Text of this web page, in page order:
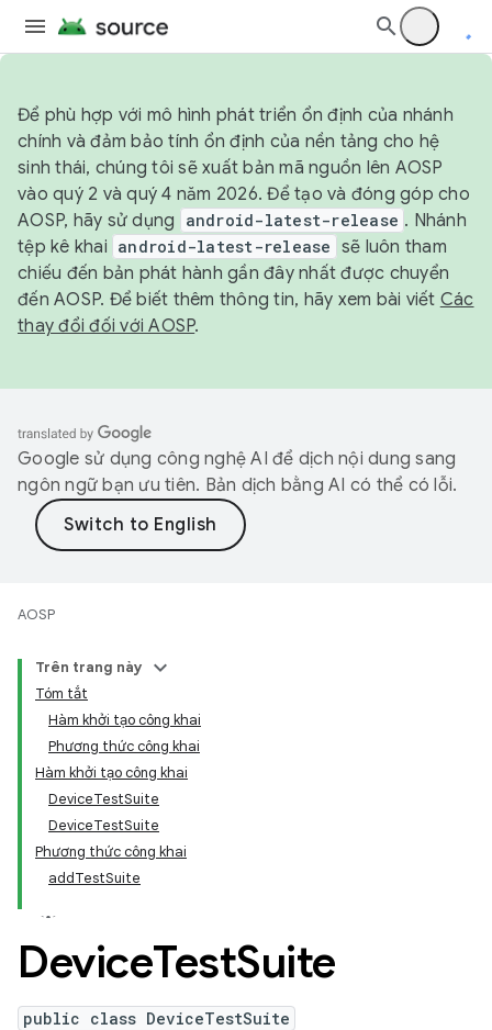
Để phù hợp với mô hình phát triển ổn định của nhánh
chính và đảm bảo tính ổn định của nền tảng cho hệ
sinh thái, chúng tôi sẽ xuất bản mã nguồn lên AOSP
vào quý 2 và quý 4 năm 2026. Để tạo và đóng góp cho
AOSP, hãy sử dụng
android-latest-release . Nhánh
tệp kê khai android-latest-release sẽ luôn tham
chiếu đến bản phát hành gần đây nhất được chuyển
đến AOSP. Để biết thêm thông tin, hãy xem bài viết Các
thay đổi đối với AOSP.
Google sử dụng công nghệ AI để dịch nội dung sang
ngôn ngữ bạn ưu tiên. Bản dịch bằng AI có thể có lỗi.
AOSP
Trên trang này
Tóm tắt
Hàm khởi tạo công khai
Phương thức công khai
Hàm khởi tạo công khai
DeviceTestSuite
DeviceTestSuite
Phương thức công khai
addTestSuite
DeviceTestSuite
public class DeviceTestSuite